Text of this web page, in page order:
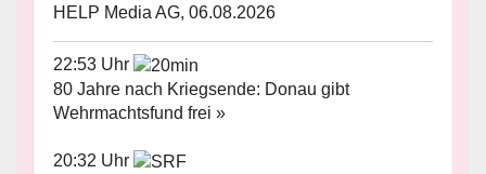
HELP Media AG, 06.08.2026
22:53 Uhr
80 Jahre nach Kriegsende: Donau gibt
Wehrmachtsfund frei »
20:32 Uhr